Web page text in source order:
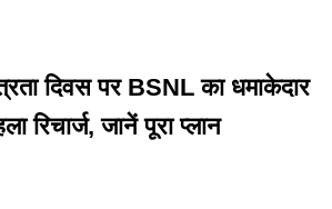
दिवस पर BSNL का धमाकेदार
जानें पूरा प्लान